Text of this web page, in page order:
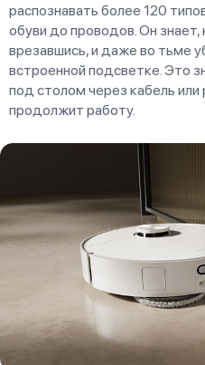
распознавать более 120
обуви до проводов. Он знает,
врезавшись, и даже во тьме
встроенной подсветке. Это
под столом через кабель
продолжит работу.